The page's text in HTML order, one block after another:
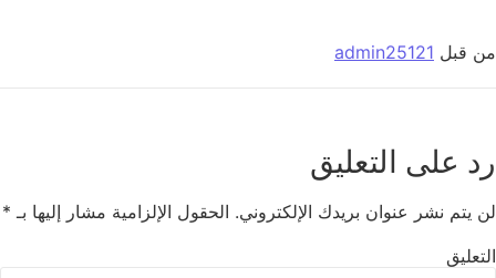
من قبل admin25121
رد على التعليق
لن يتم نشر عنوان بريدك الإلكتروني. الحقول الإلزامية مشار إليها بـ *
التعليق